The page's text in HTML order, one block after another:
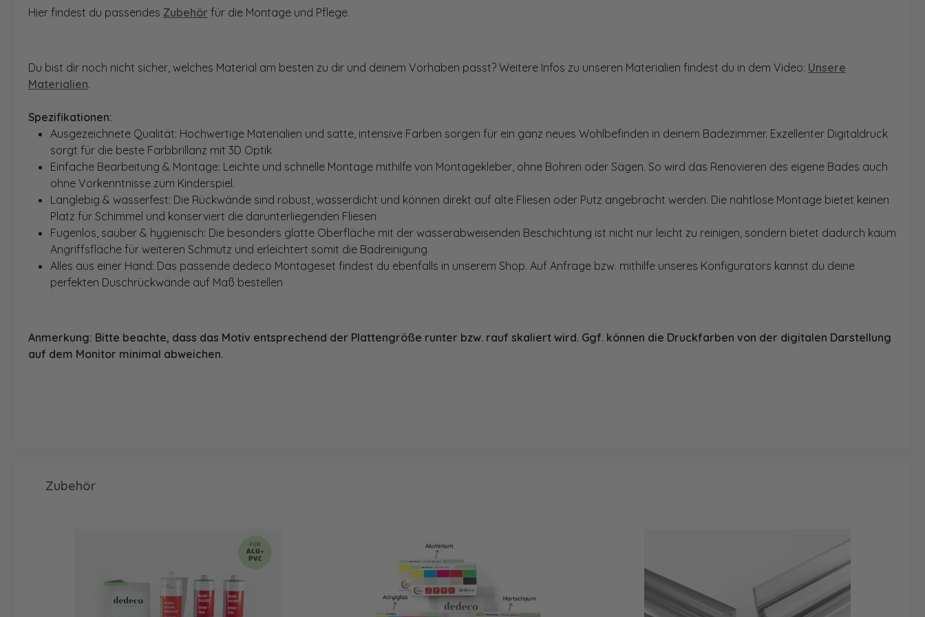
Hier findest du passendes Zubehör für die Montage und Pflege.
Du bist dir noch nicht sicher, welches Material am besten zu dir und deinem Vorhaben passt? Weitere Infos zu unseren Materialien findest du in dem Video: Unsere
Materialien.
Spezifikationen:
Ausgezeichnete Qualität: Hochwertige Materialien und satte, intensive Farben sorgen für ein ganz neues Wohlbefinden in deinem Badezimmer. Exzellenter Digitaldruck
sorgt für die beste Farbbrillanz mit 3D Optik
Einfache Bearbeitung & Montage: Leichte und schnelle Montage mithilfe von Montagekleber, ohne Bohren oder Sägen. So wird das Renovieren des eigene Bades auch
ohne Vorkenntnisse zum Kinderspiel.
Langlebig & wasserfest: Die Rückwände sind robust, wasserdicht und können direkt auf alte Fliesen oder Putz angebracht werden. Die nahtlose Montage bietet keinen
Platz für Schimmel und konserviert die darunterliegenden Fliesen
Fugenlos, sauber & hygienisch: Die besonders glatte Oberfläche mit der wasserabweisenden Beschichtung ist nicht nur leicht zu reinigen, sondern bietet dadurch kaum
Angriffsfläche für weiteren Schmutz und erleichtert somit die Badreinigung
Alles aus einer Hand: Das passende dedeco Montageset findest du ebenfalls in unserem Shop. Auf Anfrage bzw. mithilfe unseres Konfigurators kannst du deine
perfekten Duschrückwände auf Maß bestellen
Anmerkung: Bitte beachte, dass das Motiv entsprechend der Plattengröße runter bzw. rauf skaliert wird. Ggf. können die Druckfarben von der digitalen Darstellung
auf dem Monitor minimal abweichen.
Produktgalerie überspringen
Zubehör